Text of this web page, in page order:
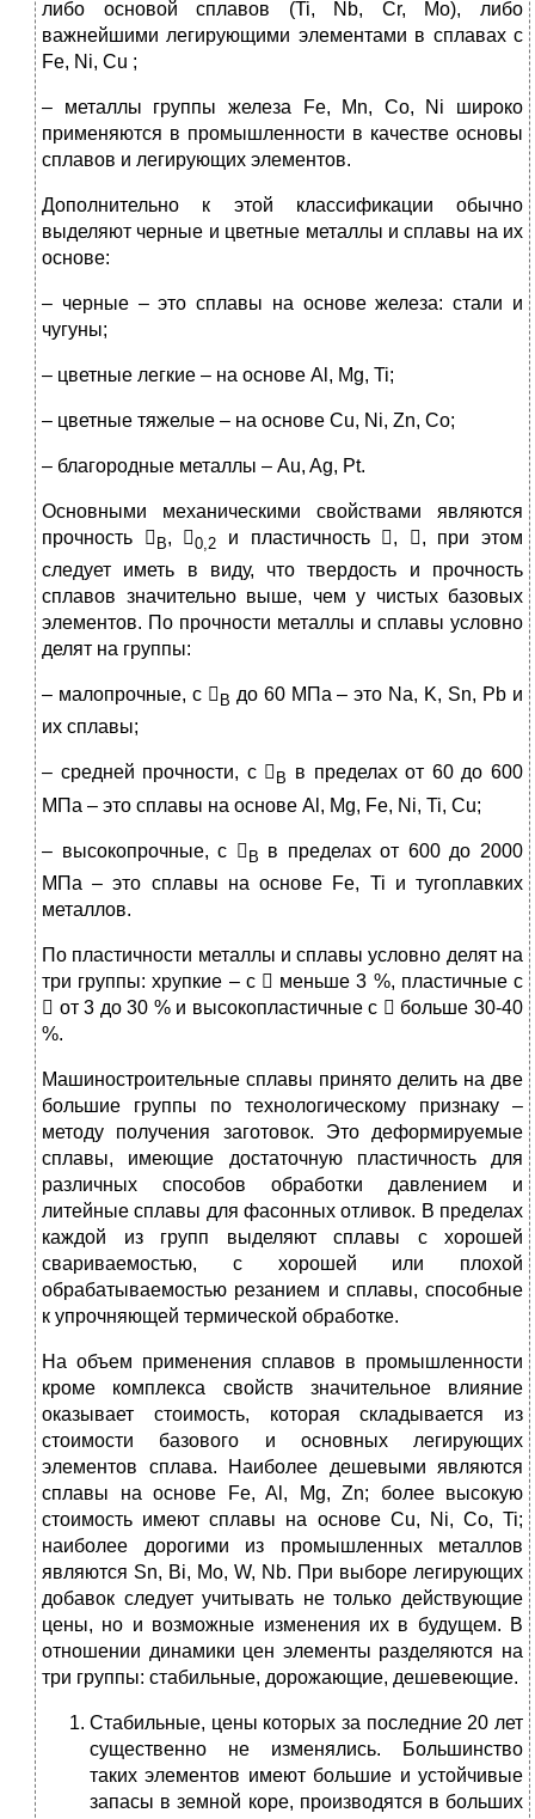
либо основой сплавов (Ti, Nb, Cr, Mo), либо
важнейшими легирующими элементами в сплавах с
Fe, Ni, Cu ;
– металлы группы железа Fe, Mn, Co, Ni широко
применяются в промышленности в качестве основы
сплавов и легирующих элементов.
Дополнительно к этой классификации обычно
выделяют черные и цветные металлы и сплавы на их
основе:
– черные – это сплавы на основе железа: стали и
чугуны;
– цветные легкие – на основе Al, Mg, Ti;
– цветные тяжелые – на основе Cu, Ni, Zn, Co;
– благородные металлы – Au, Ag, Pt.
Основными механическими свойствами являются
прочность  В, 0,2 и пластичность , , при этом
следует иметь в виду, что твердость и прочность
сплавов значительно выше, чем у чистых базовых
элементов. По прочности металлы и сплавы условно
делят на группы:
– малопрочные, с  В до 60 МПа – это Na, K, Sn, Pb и
их сплавы;
– средней прочности, с  В в пределах от 60 до 600
МПа – это сплавы на основе Al, Mg, Fe, Ni, Ti, Cu;
– высокопрочные, с  В в пределах от 600 до 2000
МПа – это сплавы на основе Fe, Ti и тугоплавких
металлов.
По пластичности металлы и сплавы условно делят на
три группы: хрупкие – с  меньше 3 %, пластичные с
 от 3 до 30 % и высокопластичные с  больше 30-40
%.
Машиностроительные сплавы принято делить на две
большие группы по технологическому признаку –
методу получения заготовок. Это деформируемые
сплавы, имеющие достаточную пластичность для
различных способов обработки давлением и
литейные сплавы для фасонных отливок. В пределах
каждой из групп выделяют сплавы с хорошей
свариваемостью, с хорошей или плохой
обрабатываемостью резанием и сплавы, способные
к упрочняющей термической обработке.
На объем применения сплавов в промышленности
кроме комплекса свойств значительное влияние
оказывает стоимость, которая складывается из
стоимости базового и основных легирующих
элементов сплава. Наиболее дешевыми являются
сплавы на основе Fe, Al, Mg, Zn; более высокую
стоимость имеют сплавы на основе Cu, Ni, Co, Ti;
наиболее дорогими из промышленных металлов
являются Sn, Bi, Mo, W, Nb. При выборе легирующих
добавок следует учитывать не только действующие
цены, но и возможные изменения их в будущем. В
отношении динамики цен элементы разделяются на
три группы: стабильные, дорожающие, дешевеющие.
Стабильные, цены которых за последние 20 лет
существенно не изменялись. Большинство
таких элементов имеют большие и устойчивые
запасы в земной коре, производятся в больших